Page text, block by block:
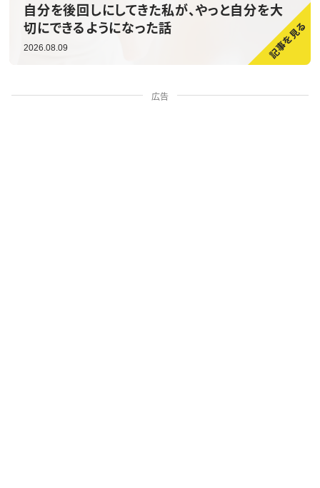
自分を後回しにしてきた私が、やっと自分を大
切にできるようになった話
2026.08.09
広告